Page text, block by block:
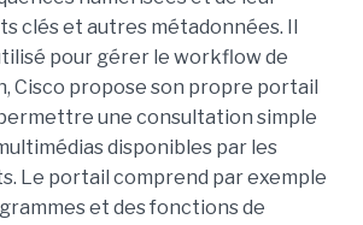
clés et autres métadonnées. Il
pour gérer le workflow de
Cisco propose son propre portail
une consultation simple
disponibles par les
Le portail comprend par exemple
et des fonctions de